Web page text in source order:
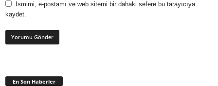
Ismimi, e-postamı ve web sitemi bir dahaki sefere bu tarayıcıya
kaydet.
En Son Haberler